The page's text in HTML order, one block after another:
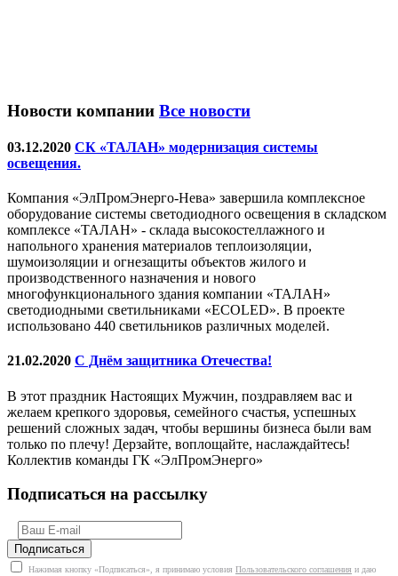
Новости компании Все новости
03.12.2020 СК «ТАЛАН» модернизация системы
освещения.
Компания «ЭлПромЭнерго-Нева» завершила комплексное
оборудование системы светодиодного освещения в складском
комплексе «ТАЛАН» - склада высокостеллажного и
напольного хранения материалов теплоизоляции,
шумоизоляции и огнезащиты объектов жилого и
производственного назначения и нового
многофункционального здания компании «ТАЛАН»
светодиодными светильниками «ECOLED». В проекте
использовано 440 светильников различных моделей.
21.02.2020 С Днём защитника Отечества!
В этот праздник Настоящих Мужчин, поздравляем вас и
желаем крепкого здоровья, семейного счастья, успешных
решений сложных задач, чтобы вершины бизнеса были вам
только по плечу! Дерзайте, воплощайте, наслаждайтесь!
Коллектив команды ГК «ЭлПромЭнерго»
Подписаться на рассылку
Нажимая кнопку «Подписаться», я принимаю условия Пользовательского соглашения и даю